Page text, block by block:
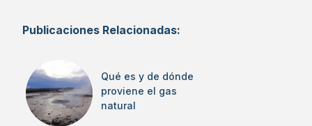
Publicaciones Relacionadas:
Qué es y de dónde
proviene el gas
natural